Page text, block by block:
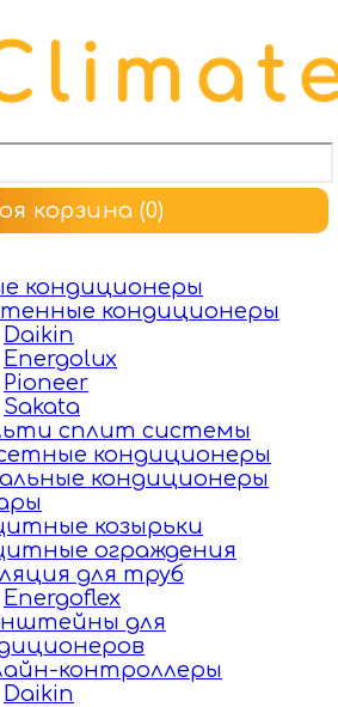
корзина (0)
кондиционеры
кондиционеры
Daikin
Energolux
Pioneer
Sakata
сплит системы
кондиционеры
кондиционеры
козырьки
ограждения
для труб
Energoflex
для
контроллеры
Daikin